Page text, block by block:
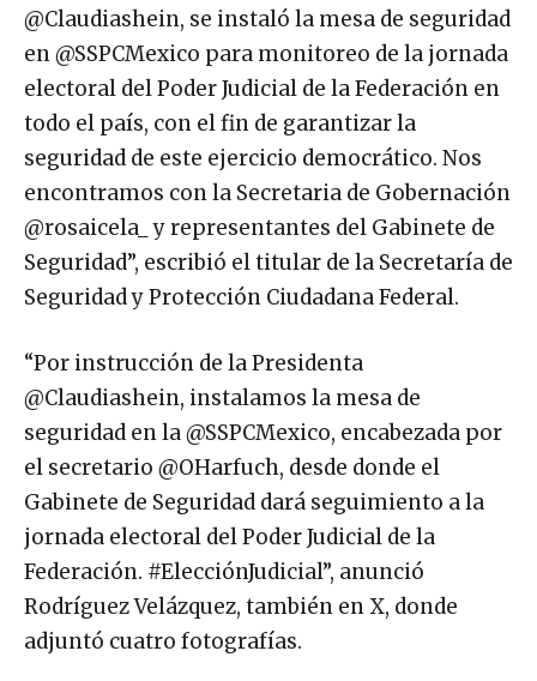
@Claudiashein, se instaló la mesa de seguridad
en @SSPCMexico para monitoreo de la jornada
electoral del Poder Judicial de la Federación en
todo el país, con el fin de garantizar la
seguridad de este ejercicio democrático. Nos
encontramos con la Secretaria de Gobernación
@rosaicela_ y representantes del Gabinete de
Seguridad”, escribió el titular de la Secretaría de
Seguridad y Protección Ciudadana Federal.
“Por instrucción de la Presidenta
@Claudiashein, instalamos la mesa de
seguridad en la @SSPCMexico, encabezada por
el secretario @OHarfuch, desde donde el
Gabinete de Seguridad dará seguimiento a la
jornada electoral del Poder Judicial de la
Federación. #ElecciónJudicial”, anunció
Rodríguez Velázquez, también en X, donde
adjuntó cuatro fotografías.